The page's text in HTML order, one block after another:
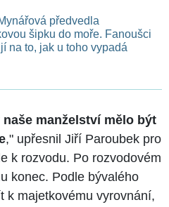
předvedla
šipku do moře. Fanoušci
na to, jak u toho vypadá
manželství mělo být
," upřesnil Jiří Paroubek pro
k rozvodu. Po rozvodovém
konec. Podle bývalého
k majetkovému vyrovnání,